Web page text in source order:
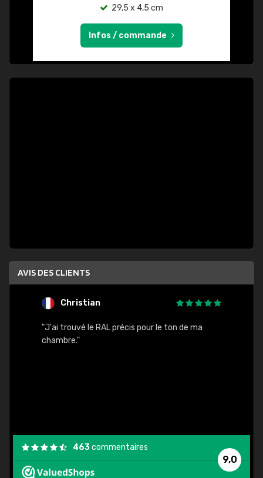
29,5 x 4,5 cm
Infos / commande
AVIS DES CLIENTS
Christian
"J'ai trouvé le RAL précis pour le ton de ma
chambre."
9,0
463commentaires